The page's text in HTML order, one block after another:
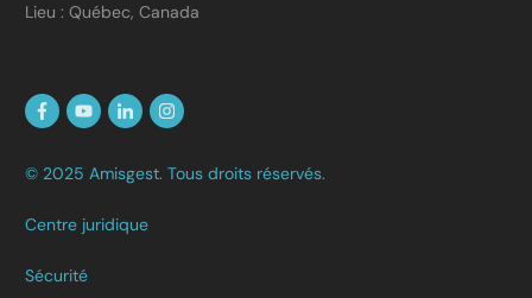
Lieu : Québec, Canada
© 2025 Amisgest. Tous droits réservés.
Centre juridique
Sécurité